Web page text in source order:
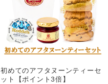
初めてのアフタヌーンティーセ
ット【ポイント3倍】